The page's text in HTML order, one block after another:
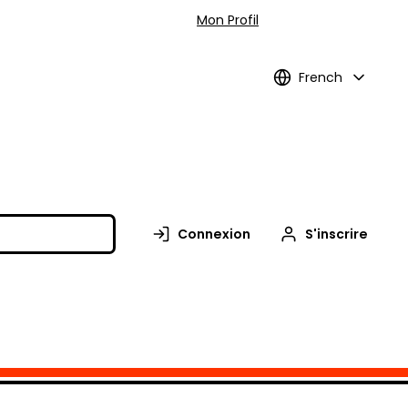
Mon Profil
French
Connexion S'inscrire